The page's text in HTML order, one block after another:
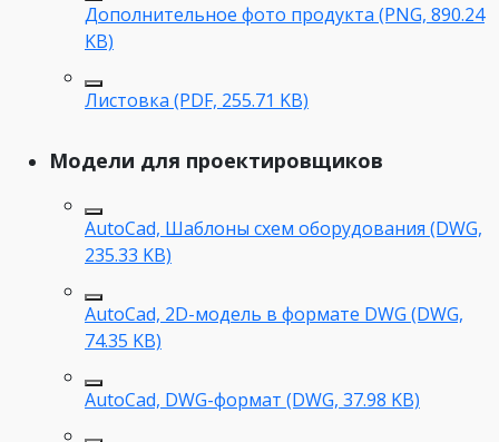
Дополнительное фото продукта (PNG, 890.24
KB)
Листовка (PDF, 255.71 KB)
Модели для проектировщиков
AutoCad, Шаблоны схем оборудования (DWG,
235.33 KB)
AutoCad, 2D-модель в формате DWG (DWG,
74.35 KB)
AutoCad, DWG-формат (DWG, 37.98 KB)